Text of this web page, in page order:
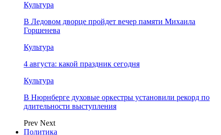
Культура
В Ледовом дворце пройдет вечер памяти Михаила
Горшенева
Культура
4 августа: какой праздник сегодня
Культура
В Нюрнберге духовые оркестры установили рекорд по
длительности выступления
Prev Next
Политика